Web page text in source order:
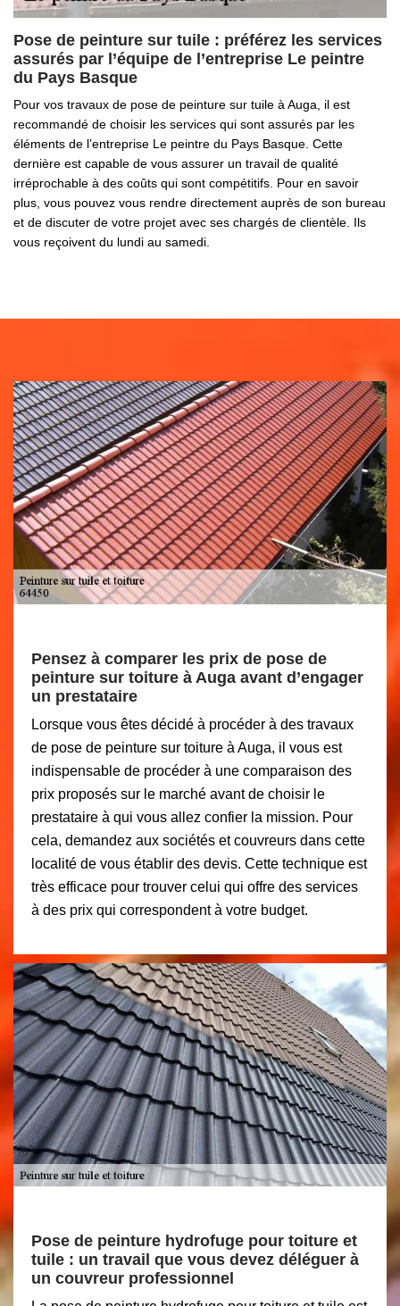
Pose de peinture sur tuile : préférez les services
assurés par l’équipe de l’entreprise Le peintre
du Pays Basque
Pour vos travaux de pose de peinture sur tuile à Auga, il est
recommandé de choisir les services qui sont assurés par les
éléments de l’entreprise Le peintre du Pays Basque. Cette
dernière est capable de vous assurer un travail de qualité
irréprochable à des coûts qui sont compétitifs. Pour en savoir
plus, vous pouvez vous rendre directement auprès de son bureau
et de discuter de votre projet avec ses chargés de clientèle. Ils
vous reçoivent du lundi au samedi.
Pensez à comparer les prix de pose de
peinture sur toiture à Auga avant d’engager
un prestataire
Lorsque vous êtes décidé à procéder à des travaux
de pose de peinture sur toiture à Auga, il vous est
indispensable de procéder à une comparaison des
prix proposés sur le marché avant de choisir le
prestataire à qui vous allez confier la mission. Pour
cela, demandez aux sociétés et couvreurs dans cette
localité de vous établir des devis. Cette technique est
très efficace pour trouver celui qui offre des services
à des prix qui correspondent à votre budget.
Pose de peinture hydrofuge pour toiture et
tuile : un travail que vous devez déléguer à
un couvreur professionnel